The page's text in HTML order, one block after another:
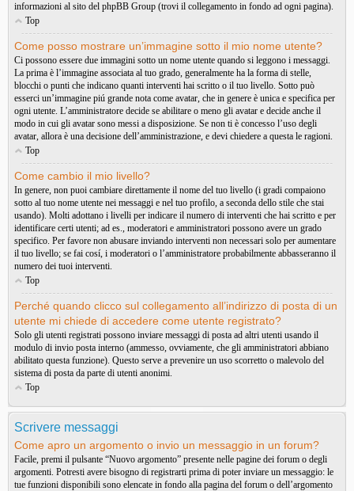
informazioni al sito del phpBB Group (trovi il collegamento in fondo ad ogni pagina).
Top
Come posso mostrare un’immagine sotto il mio nome utente?
Ci possono essere due immagini sotto un nome utente quando si leggono i messaggi.
La prima è l’immagine associata al tuo grado, generalmente ha la forma di stelle,
blocchi o punti che indicano quanti interventi hai scritto o il tuo livello. Sotto può
esserci un’immagine piú grande nota come avatar, che in genere è unica e specifica per
ogni utente. L’amministratore decide se abilitare o meno gli avatar e decide anche il
modo in cui gli avatar sono messi a disposizione. Se non ti è concesso l’uso degli
avatar, allora è una decisione dell’amministrazione, e devi chiedere a questa le ragioni.
Top
Come cambio il mio livello?
In genere, non puoi cambiare direttamente il nome del tuo livello (i gradi compaiono
sotto al tuo nome utente nei messaggi e nel tuo profilo, a seconda dello stile che stai
usando). Molti adottano i livelli per indicare il numero di interventi che hai scritto e per
identificare certi utenti; ad es., moderatori e amministratori possono avere un grado
specifico. Per favore non abusare inviando interventi non necessari solo per aumentare
il tuo livello; se fai cosí, i moderatori o l’amministratore probabilmente abbasseranno il
numero dei tuoi interventi.
Top
Perché quando clicco sul collegamento all’indirizzo di posta di un
utente mi chiede di accedere come utente registrato?
Solo gli utenti registrati possono inviare messaggi di posta ad altri utenti usando il
modulo di invio posta interno (ammesso, ovviamente, che gli amministratori abbiano
abilitato questa funzione). Questo serve a prevenire un uso scorretto o malevolo del
sistema di posta da parte di utenti anonimi.
Top
Scrivere messaggi
Come apro un argomento o invio un messaggio in un forum?
Facile, premi il pulsante “Nuovo argomento” presente nelle pagine dei forum o degli
argomenti. Potresti avere bisogno di registrarti prima di poter inviare un messaggio: le
tue funzioni disponibili sono elencate in fondo alla pagina del forum o dell’argomento